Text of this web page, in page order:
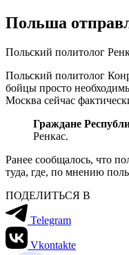
Польша
Польский политолог
Польский политолог
бойцы просто
Москва сейчас
Граждане
Ренкас.
Ранее сообщалось, что
туда, где, по мнению
ПОДЕЛИТЬСЯ В
Telegram
Vkontakte